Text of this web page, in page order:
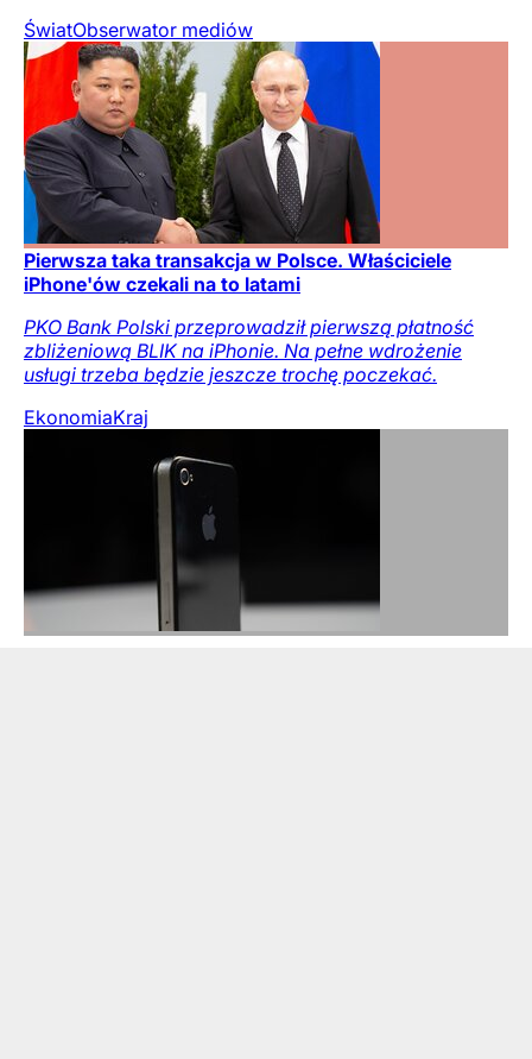
ŚwiatObserwator mediów
Pierwsza taka transakcja w Polsce. Właściciele
iPhone'ów czekali na to latami
PKO Bank Polski przeprowadził pierwszą płatność
zbliżeniową BLIK na iPhonie. Na pełne wdrożenie
usługi trzeba będzie jeszcze trochę poczekać.
EkonomiaKraj